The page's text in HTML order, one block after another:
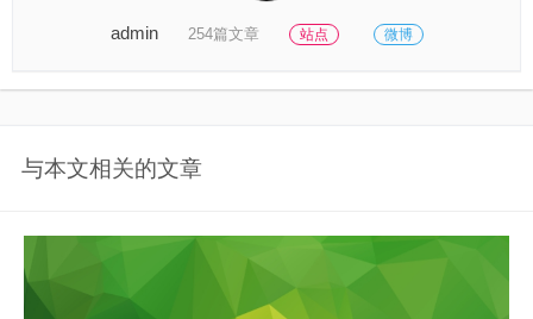
admin 254篇文章 站点 微博
与本文相关的文章